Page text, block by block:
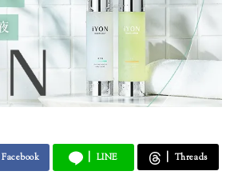
Facebook LINE Threads